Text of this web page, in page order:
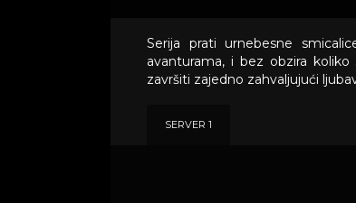
Serija prati urnebesne
avanturama, i bez obzira
završiti zajedno zahvaljujući
SERVER 1